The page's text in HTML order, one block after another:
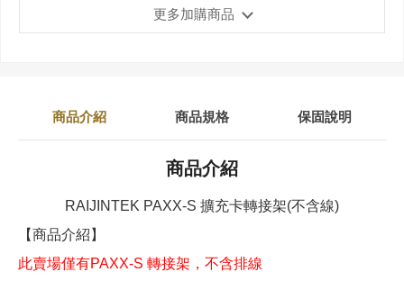
更多加購商品
商品介紹 商品規格 保固說明
商品介紹
RAIJINTEK PAXX-S 擴充卡轉接架(不含線)
【商品介紹】
此賣場僅有PAXX-S 轉接架，不含排線